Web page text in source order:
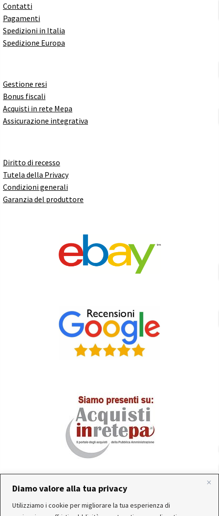
Diamo valore alla tua privacy
Utilizziamo i cookie per migliorare la tua esperienza di
In occasione delle FERIE ESTIVE, alcune aziende
Contatti
Pagamenti
Spedizioni in Italia
Spedizione Europa
Gestione resi
Bonus fiscali
Acquisti in rete Mepa
Assicurazione integrativa
Diritto di recesso
Tutela della Privacy
Condizioni generali
Garanzia del produttore